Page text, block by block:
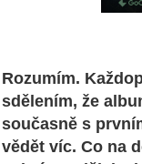
Rozumím.
sdělením, že
současně s
vědět víc. Co na